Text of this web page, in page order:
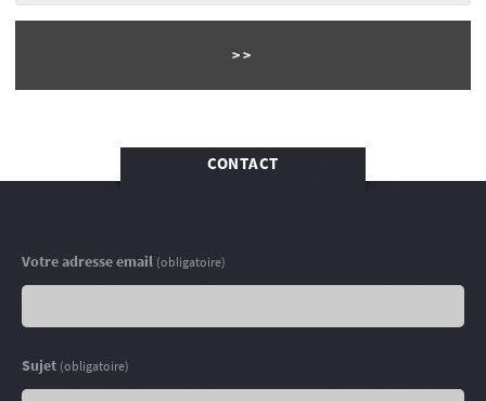
CONTACT
Votre adresse email (obligatoire)
Sujet (obligatoire)